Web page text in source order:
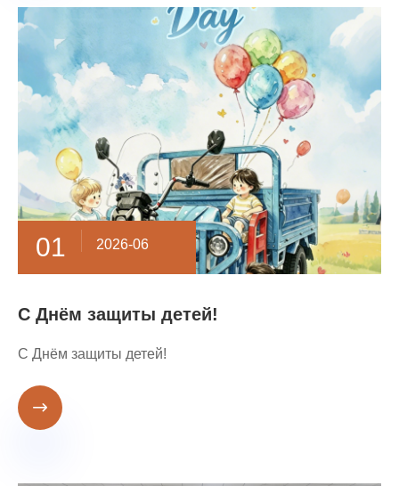
01 2026-06
С Днём защиты детей!
С Днём защиты детей!
